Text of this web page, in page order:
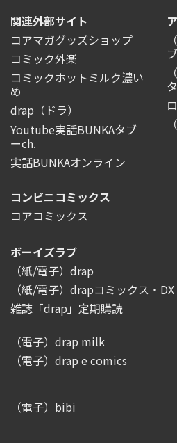
関連外部サイト
コアマガグッズショップ
コミック外楽
コミックホットミルク濃い
め
drap（ドラ）
Youtube実話BUNKAタブ
ーch.
実話BUNKAオンライン
コンビニコミックス
コアコミックス
ボーイズラブ
（紙/電子）drap
（紙/電子）drapコミックス・DX
雑誌「drap」定期購読
（電子）drap milk
（電子）drap e comics
（電子）bibi